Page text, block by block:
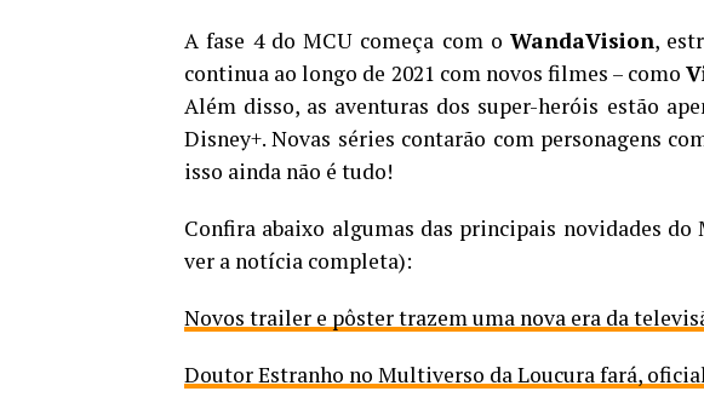
A fase 4 do MCU começa com o WandaVision,
continua ao longo de 2021 com novos filmes – como
Além disso, as aventuras dos super-heróis estão
Disney+. Novas séries contarão com personagens
isso ainda não é tudo!
Confira abaixo algumas das principais novidades
ver a notícia completa):
Novos trailer e pôster trazem uma nova era da
Doutor Estranho no Multiverso da Loucura fará,